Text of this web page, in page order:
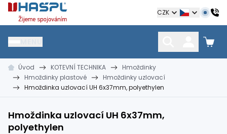
Hašpl CZK
HŘEBÍKY
kramle
SPOJOVACÍ MATERIÁL
vruty, šrouby, matice
KOTEVNÍ TECHNIKA
hmoždinky, napínáky
Úvod KOTEVNÍ TECHNIKA
Hmoždinky
Hmoždinky plastové
Hmoždinky uzlovací
Hmoždinka uzlovací UH 6x37mm, polyethylen
Hmoždinka uzlovací UH 6x37mm,
polyethylen